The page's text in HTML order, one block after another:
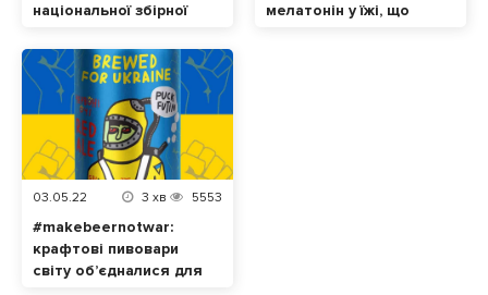
національної збірної
Відтепер кожен
голос за «Лева
матчу» – це допомога
українцям
мелатонін у їжі, що
03.05.22 3 хв 5553
#makebeernotwar:
крафтові пивовари
світу об’єдналися для